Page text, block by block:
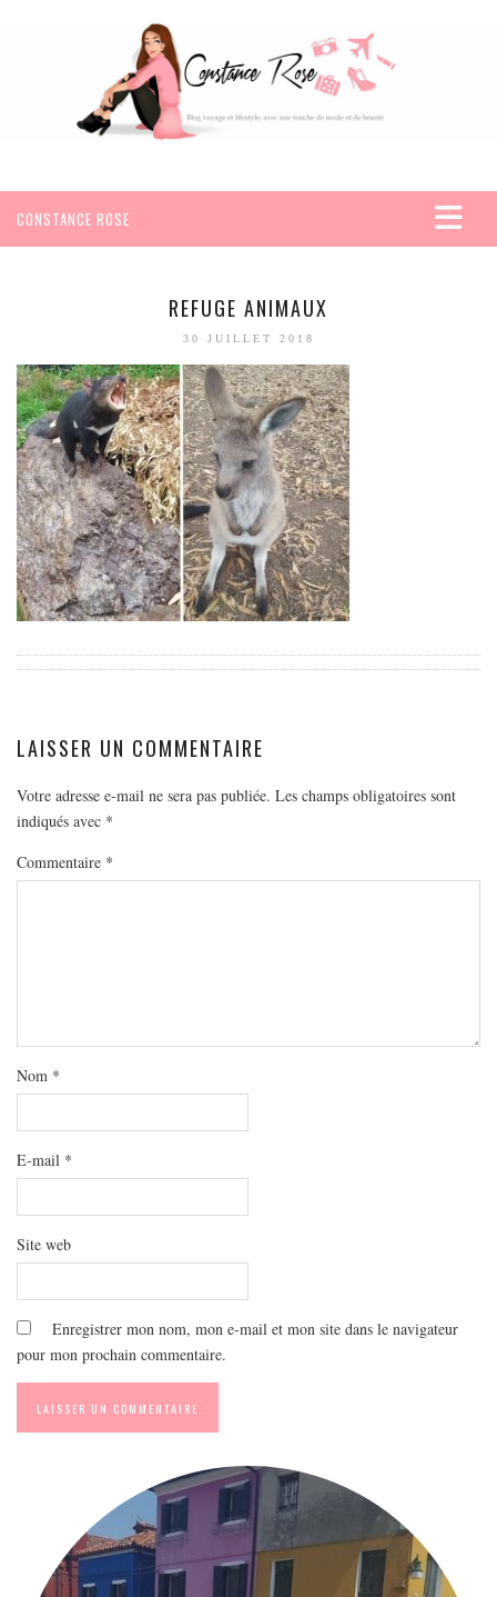
CONSTANCE ROSE
EGYPTE
SEYCHELLES
AMÉRIQUE
MEXIQUE
EUROPE
ESPAGNE
FRANCE
GRÈCE
HONGRIE
RÉPUBLIQUE TCHÈQUE
OCÉANIE
AUSTRALIE
ARTICLES PRATIQUES
ME CONTACTER
A PROPOS
PARUTIONS ET PARTENARIATS
REFUGE ANIMAUX
30 JUILLET 2018
LAISSER UN COMMENTAIRE
Votre adresse e-mail ne sera pas publiée. Les champs obligatoires sont
indiqués avec *
Commentaire *
Nom *
E-mail *
Site web
Enregistrer mon nom, mon e-mail et mon site dans le navigateur
pour mon prochain commentaire.